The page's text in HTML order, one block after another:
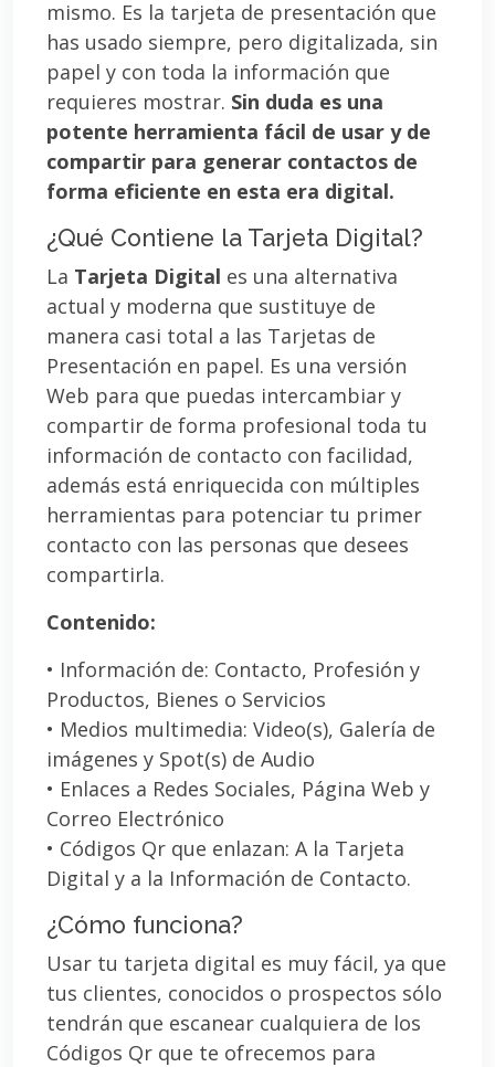
mismo. Es la tarjeta de presentación que
has usado siempre, pero digitalizada, sin
papel y con toda la información que
requieres mostrar. Sin duda es una
potente herramienta fácil de usar y de
compartir para generar contactos de
forma eficiente en esta era digital.
¿Qué Contiene la Tarjeta Digital?
La Tarjeta Digital es una alternativa
actual y moderna que sustituye de
manera casi total a las Tarjetas de
Presentación en papel. Es una versión
Web para que puedas intercambiar y
compartir de forma profesional toda tu
información de contacto con facilidad,
además está enriquecida con múltiples
herramientas para potenciar tu primer
contacto con las personas que desees
compartirla.
Contenido:
• Información de: Contacto, Profesión y
Productos, Bienes o Servicios
• Medios multimedia: Video(s), Galería de
imágenes y Spot(s) de Audio
• Enlaces a Redes Sociales, Página Web y
Correo Electrónico
• Códigos Qr que enlazan: A la Tarjeta
Digital y a la Información de Contacto.
¿Cómo funciona?
Usar tu tarjeta digital es muy fácil, ya que
tus clientes, conocidos o prospectos sólo
tendrán que escanear cualquiera de los
Códigos Qr que te ofrecemos para